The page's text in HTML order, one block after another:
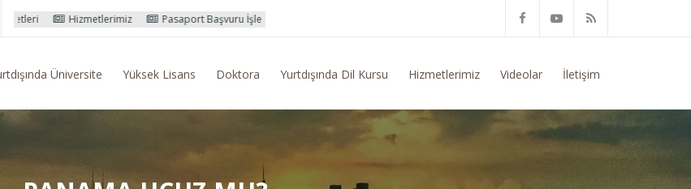
Pasaport Başvuru İşlemleri Yurtdışı Eğitim Konusunda Genel Bilgi Talep Ediyorum
Üniversite Yüksek Lisans Doktora Yurtdışında Dil Kursu Hizmetlerimiz Videolar İletişim